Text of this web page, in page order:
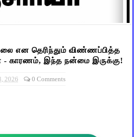
என தெரிந்தும் விண்ணப்பித்த
- காரணம், இந்த நன்மை இருக்கு!
2026 0 Comments